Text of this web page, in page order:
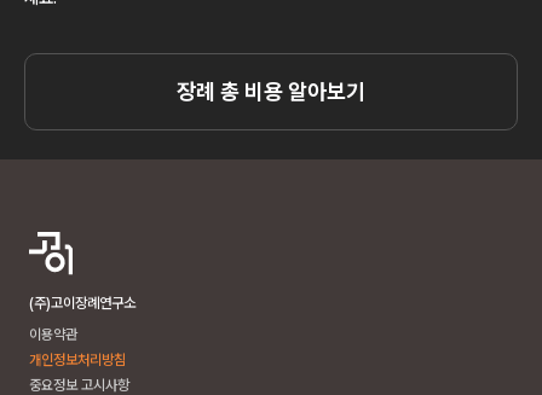
장례 총 비용 알아보기
(주)고이장례연구소
이용약관
개인정보처리방침
중요정보 고시사항